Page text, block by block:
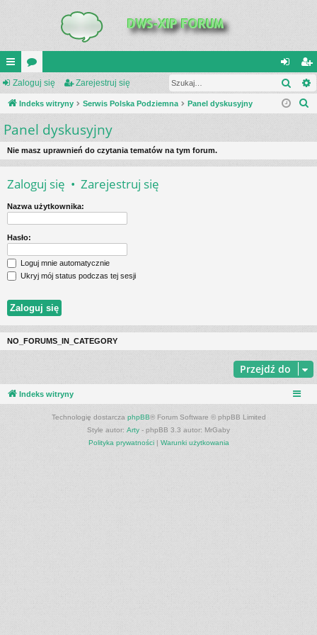
UI
C
K
_L
IN
K
S
or
a
al
og
ę
ar
ej
j
Zaloguj się Zarejestruj się
Indeks witryny Serwis Polska Podziemna Panel dyskusyjny
a
Panel dyskusyjny
Nie masz uprawnień do czytania tematów na tym forum.
Zaloguj się • Zarejestruj się
Nazwa użytkownika:
Hasło:
Loguj mnie automatycznie
Ukryj mój status podczas tej sesji
NO_FORUMS_IN_CATEGORY
Przejdź do
Indeks witryny
Technologię dostarcza phpBB® Forum Software © phpBB Limited
Style autor: Arty - phpBB 3.3 autor: MrGaby
Polityka prywatności| Warunki użytkowania